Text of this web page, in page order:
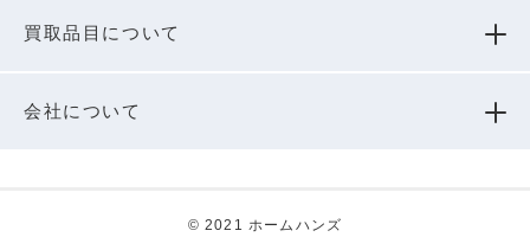
買取品⽬について
会社について
© 2021 ホームハンズ